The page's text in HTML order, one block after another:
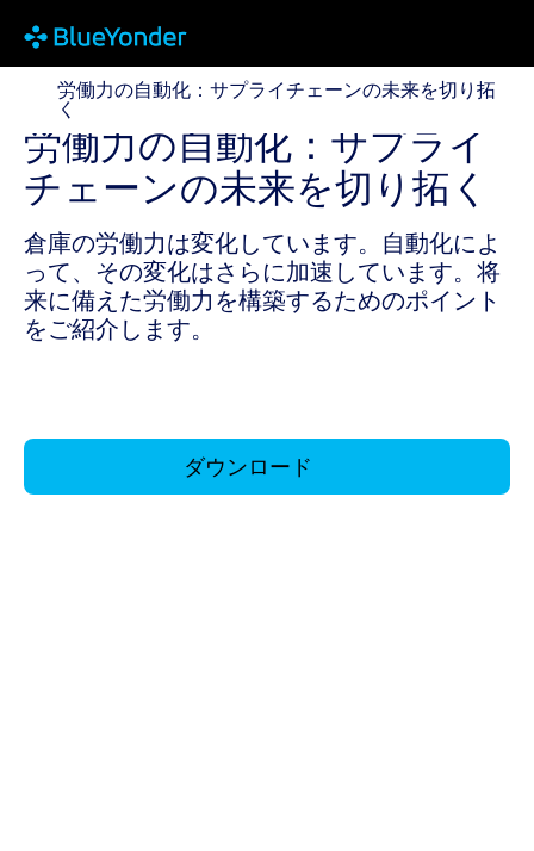
労働力の自動化：サプライチェーンの未来を切り拓く
労働力の自動化：サプライチェーンの未来を切り拓
く
労働力の自動化：サプライ
チェーンの未来を切り拓く
倉庫の労働力は変化しています。自動化によ
って、その変化はさらに加速しています。将
来に備えた労働力を構築するためのポイント
をご紹介します。
ダウンロード